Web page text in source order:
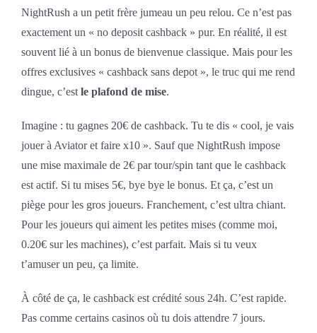
NightRush a un petit frère jumeau un peu relou. Ce n’est pas
exactement un « no deposit cashback » pur. En réalité, il est
souvent lié à un bonus de bienvenue classique. Mais pour les
offres exclusives « cashback sans depot », le truc qui me rend
dingue, c’est le plafond de mise.
Imagine : tu gagnes 20€ de cashback. Tu te dis « cool, je vais
jouer à Aviator et faire x10 ». Sauf que NightRush impose
une mise maximale de 2€ par tour/spin tant que le cashback
est actif. Si tu mises 5€, bye bye le bonus. Et ça, c’est un
piège pour les gros joueurs. Franchement, c’est ultra chiant.
Pour les joueurs qui aiment les petites mises (comme moi,
0.20€ sur les machines), c’est parfait. Mais si tu veux
t’amuser un peu, ça limite.
À côté de ça, le cashback est crédité sous 24h. C’est rapide.
Pas comme certains casinos où tu dois attendre 7 jours.